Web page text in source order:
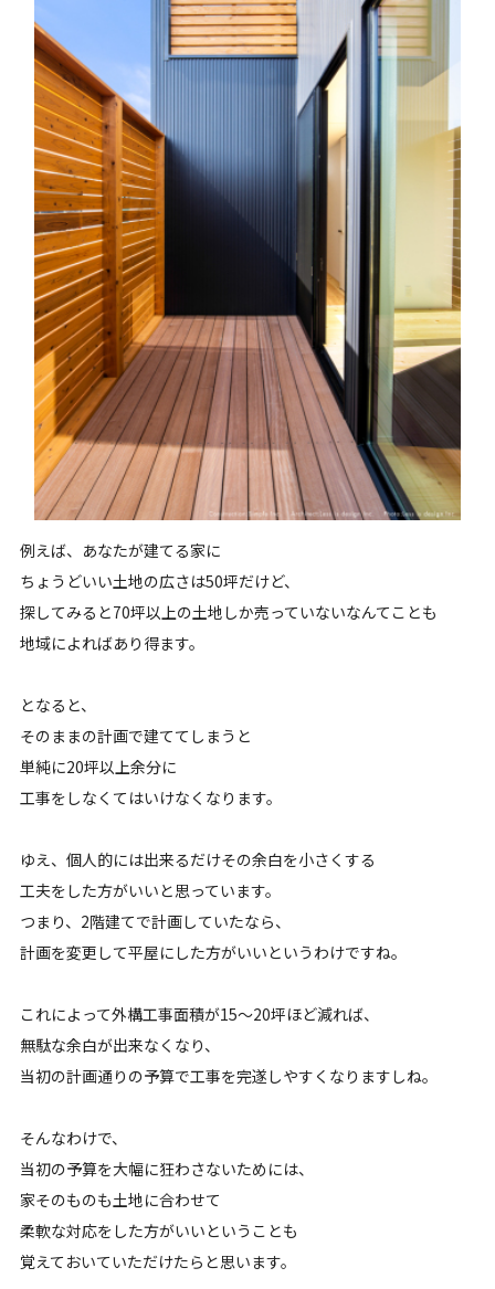
例えば、あなたが建てる家に
ちょうどいい土地の広さは50坪だけど、
探してみると70坪以上の土地しか売っていないなんてことも
地域によればあり得ます。
となると、
そのままの計画で建ててしまうと
単純に20坪以上余分に
工事をしなくてはいけなくなります。
ゆえ、個人的には出来るだけその余白を小さくする
工夫をした方がいいと思っています。
つまり、2階建てで計画していたなら、
計画を変更して平屋にした方がいいというわけですね。
これによって外構工事面積が15〜20坪ほど減れば、
無駄な余白が出来なくなり、
当初の計画通りの予算で工事を完遂しやすくなりますしね。
そんなわけで、
当初の予算を大幅に狂わさないためには、
家そのものも土地に合わせて
柔軟な対応をした方がいいということも
覚えておいていただけたらと思います。